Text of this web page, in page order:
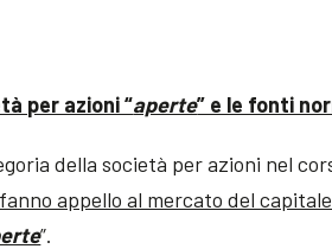
per azioni “aperte” e le fonti
della società per azioni nel
appello al mercato del
”.